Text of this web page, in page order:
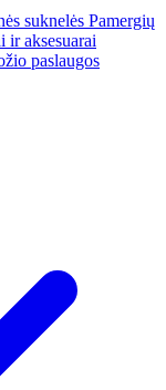
suknelės Pamergių
ir aksesuarai
paslaugos